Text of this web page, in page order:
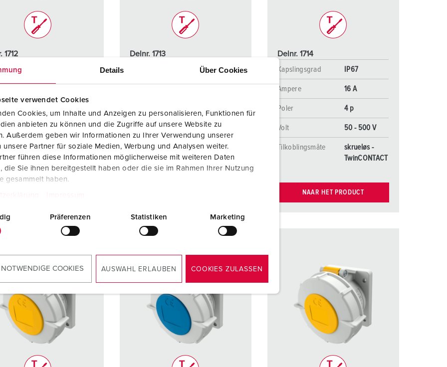
Details Über Cookies
verwendet Cookies
Cookies, um Inhalte und Anzeigen zu personalisieren, Funktionen für
anbieten zu können und die Zugriffe auf unsere Website zu
Außerdem geben wir Informationen zu Ihrer Verwendung unserer
unsere Partner für soziale Medien, Werbung und Analysen weiter.
führen diese Informationen möglicherweise mit weiteren Daten
die Sie ihnen bereitgestellt haben oder die sie im Rahmen Ihrer Nutzung
gesammelt haben.
Präferenzen Statistiken Marketing
COOKIES AUSWAHL ERLAUBEN COOKIES ZULASSEN
1712
400 V
skrueløs -
TwinCONTACT
Delnr. 1713
IP67
Volt 500 V
Tilkoblingsmåte
skrueløs -
TwinCONTACT
Delnr. 1714
Kapslingsgrad
IP67
Ampere 16 A
Poler 4 p
Volt 50 - 500 V
Tilkoblingsmåte
skrueløs -
TwinCONTACT
NAAR HET PRODUCT